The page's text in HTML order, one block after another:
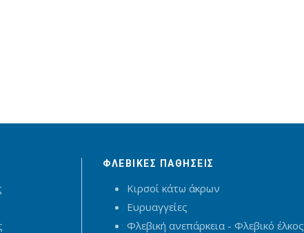
ΦΛΕΒΙΚΕΣ ΠΑΘΗΣΕΙΣ
Κιρσοί κάτω άκρων
Ευρυαγγείες
Φλεβική ανεπάρκεια - Φλεβικό έλκος